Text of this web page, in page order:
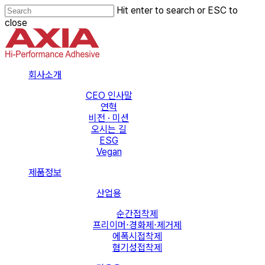
Skip
to
main
content
Hit enter to search or ESC to
close
Close
Search
회사소개
CEO 인사말
연혁
비전 · 미션
오시는 길
ESG
Vegan
제품정보
산업용
순간접착제
프리이머⋅경화제⋅제거제
에폭시접착제
혐기성접착제